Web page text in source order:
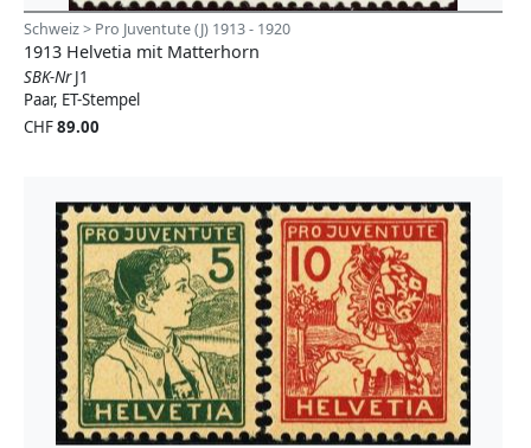
Schweiz > Pro Juventute (J) 1913 - 1920
1913 Helvetia mit Matterhorn
SBK-NrJ1
Paar, ET-Stempel
CHF89.00